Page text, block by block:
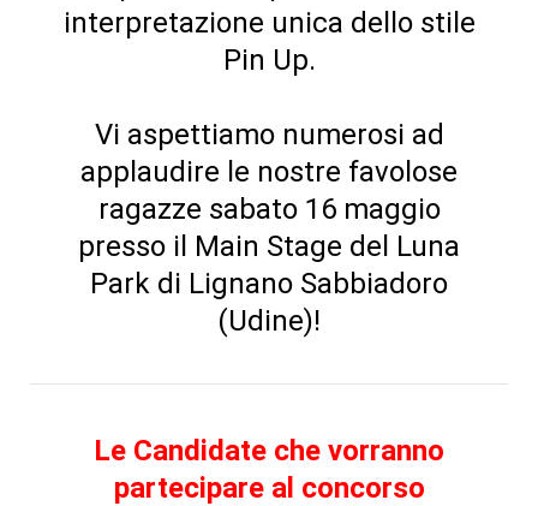
interpretazione unica dello stile
Pin Up.
Vi aspettiamo numerosi ad
applaudire le nostre favolose
ragazze sabato 16 maggio
presso il Main Stage del Luna
Park di Lignano Sabbiadoro
(Udine)!
Le Candidate che vorranno
partecipare al concorso